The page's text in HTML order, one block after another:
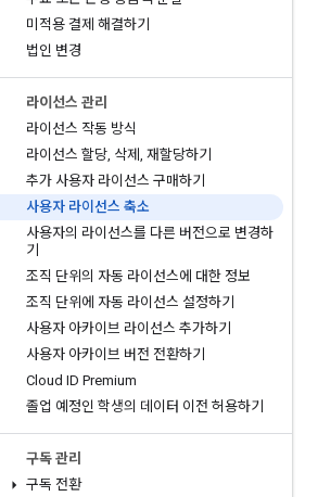
미적용 결제 해결하기
법인 변경
라이선스 관리
라이선스 작동 방식
라이선스 할당, 삭제 , 재할당하기
추가 사용자 라이선스 구매하기
사용자 라이선스 축소
사용자의 라이선스를 다른 버전으로 변경하
기
조직 단위의 자동 라이선스에 대한 정보
조직 단위에 자동 라이선스 설정하기
사용자 아카이브 라이선스 추가하기
사용자 아카이브 버전 전환하기
Cloud ID Premium
졸업 예정인 학생의 데이터 이전 허용하기
구독 관리
구독 전환